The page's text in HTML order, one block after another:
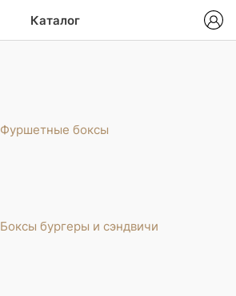
Каталог
Фуршетные боксы
Боксы бургеры и сэндвичи